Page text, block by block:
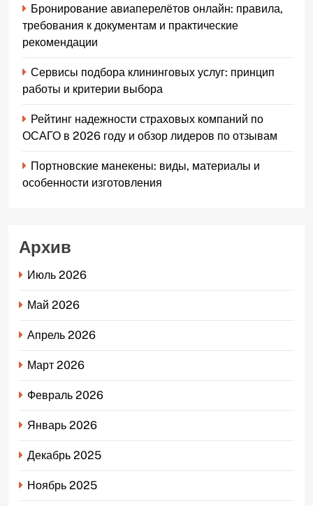
Бронирование авиаперелётов онлайн: правила,
требования к документам и практические
рекомендации
Сервисы подбора клининговых услуг: принцип
работы и критерии выбора
Рейтинг надежности страховых компаний по
ОСАГО в 2026 году и обзор лидеров по отзывам
Портновские манекены: виды, материалы и
особенности изготовления
Архив
Июль 2026
Май 2026
Апрель 2026
Март 2026
Февраль 2026
Январь 2026
Декабрь 2025
Ноябрь 2025